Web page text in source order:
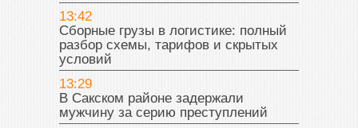
13:42
Сборные грузы в логистике: полный
разбор схемы, тарифов и скрытых
условий
13:29
В Сакском районе задержали
мужчину за серию преступлений